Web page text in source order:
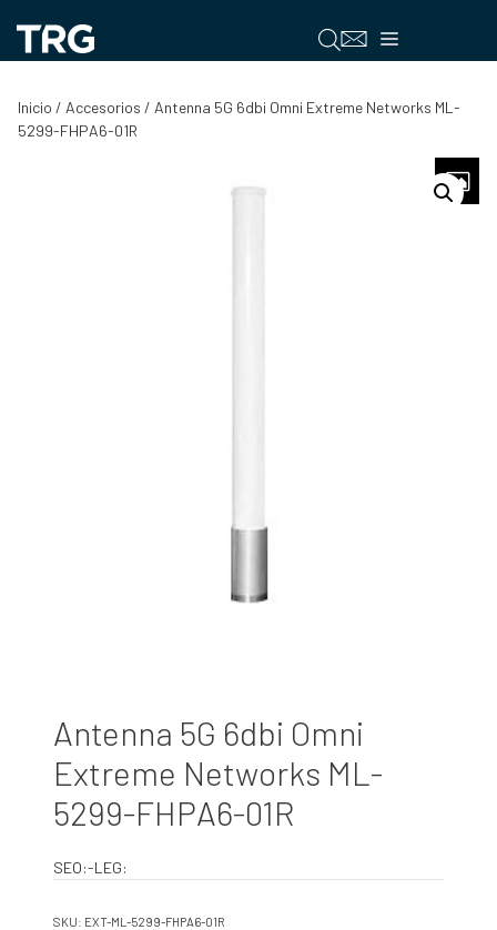
contenido
Menú
Inicio / Accesorios / Antenna 5G 6dbi Omni Extreme Networks ML-
5299-FHPA6-01R
Antenna 5G 6dbi Omni
Extreme Networks ML-
5299-FHPA6-01R
SEO:-LEG:
SKU: EXT-ML-5299-FHPA6-01R